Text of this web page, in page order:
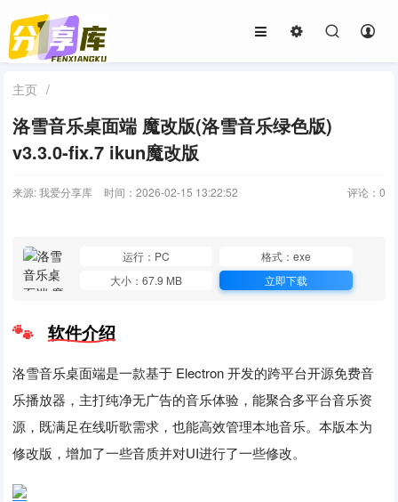
主页 /
洛雪音乐桌面端 魔改版(洛雪音乐绿色版)
v3.3.0-fix.7 ikun魔改版
来源: 我爱分享库 时间：2026-02-15 13:22:52 评论： 0
运行：PC
格式：exe
大小：67.9 MB
立即下载
软件介绍
洛雪音乐桌面端是一款基于 Electron 开发的跨平台开源免费音
乐播放器，主打纯净无广告的音乐体验，能聚合多平台音乐资
源，既满足在线听歌需求，也能高效管理本地音乐。本版本为
修改版，增加了一些音质并对UI进行了一些修改。